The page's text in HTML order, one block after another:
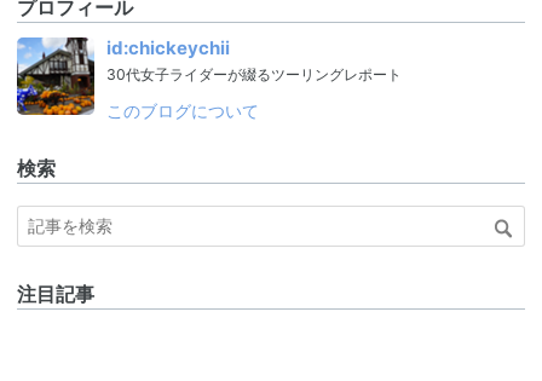
プロフィール
id:chickeychii
30代女子ライダーが綴るツーリングレポート
このブログについて
検索
注目記事